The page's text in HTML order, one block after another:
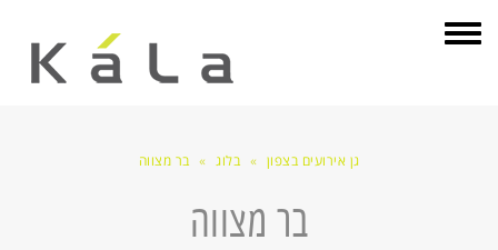
תפריט
גן אירועים בצפון » בלוג » בר מצווה
בר מצווה